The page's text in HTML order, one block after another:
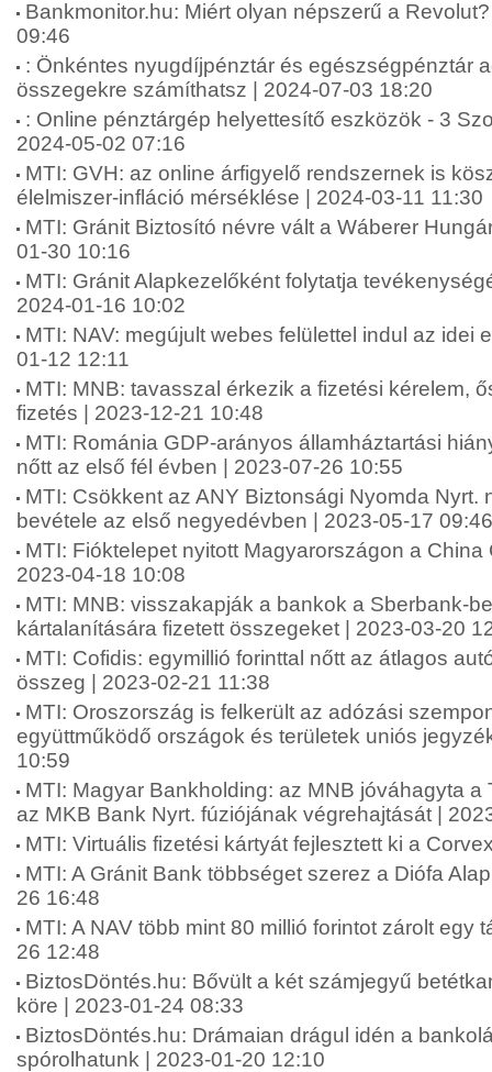
Bankmonitor.hu: Miért olyan népszerű a
09:46
: Önkéntes nyugdíjpénztár és egészségpénztár
összegekre számíthatsz | 2024-07-03 18:20
: Online pénztárgép helyettesítő eszközök - 3
2024-05-02 07:16
MTI: GVH: az online árfigyelő rendszernek is
élelmiszer-infláció mérséklése | 2024-03-11 11:30
MTI: Gránit Biztosító névre vált a Wáberer
01-30 10:16
MTI: Gránit Alapkezelőként folytatja
2024-01-16 10:02
MTI: NAV: megújult webes felülettel indul az idei
01-12 12:11
MTI: MNB: tavasszal érkezik a fizetési kérelem,
fizetés | 2023-12-21 10:48
MTI: Románia GDP-arányos államháztartási
nőtt az első fél évben | 2023-07-26 10:55
MTI: Csökkent az ANY Biztonsági Nyomda Nyrt.
bevétele az első negyedévben | 2023-05-17 09:46
MTI: Fióktelepet nyitott Magyarországon a China
2023-04-18 10:08
MTI: MNB: visszakapják a bankok a Sberbank-
kártalanítására fizetett összegeket | 2023-03-20
MTI: Cofidis: egymillió forinttal nőtt az átlagos
összeg | 2023-02-21 11:38
MTI: Oroszország is felkerült az adózási
együttműködő országok és területek uniós
10:59
MTI: Magyar Bankholding: az MNB jóváhagyta a
az MKB Bank Nyrt. fúziójának végrehajtását |
MTI: Virtuális fizetési kártyát fejlesztett ki a
MTI: A Gránit Bank többséget szerez a Diófa
26 16:48
MTI: A NAV több mint 80 millió forintot zárolt egy
26 12:48
BiztosDöntés.hu: Bővült a két számjegyű
köre | 2023-01-24 08:33
BiztosDöntés.hu: Drámaian drágul idén a
spórolhatunk | 2023-01-20 12:10